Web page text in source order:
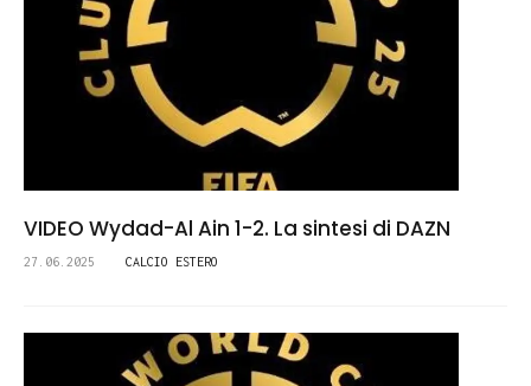
VIDEO Wydad-Al Ain 1-2. La sintesi di DAZN
27.06.2025 CALCIO ESTERO